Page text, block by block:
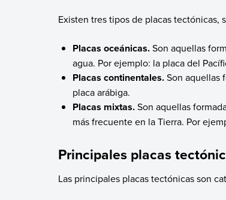
Existen tres tipos de placas
Placas oceánicas.Son aquellas
agua. Por ejemplo: la placa del
Placas continentales.Son aquellas
placa arábiga.
Placas mixtas.Son aquellas
más frecuente en la Tierra. Por
Principales placas
Las principales placas tectónicas son